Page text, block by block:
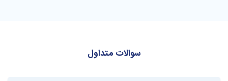
سوالات متداول